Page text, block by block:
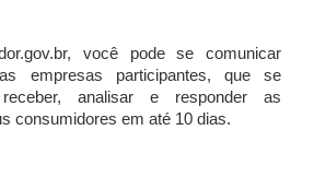
você pode se comunicar
empresas participantes, que se
analisar e responder as
consumidores em até 10 dias.